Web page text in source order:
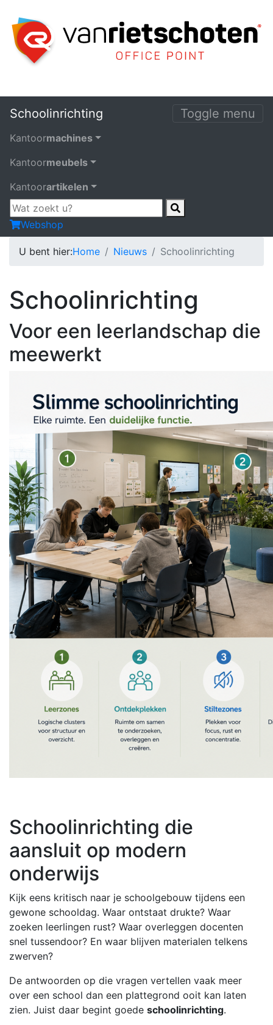
Schoolinrichting Toggle menu
Kantoormachines
Kantoormeubels
Kantoorartikelen
Webshop
U bent hier:Home Nieuws Schoolinrichting
Schoolinrichting
Voor een leerlandschap die
meewerkt
Schoolinrichting die
aansluit op modern
onderwijs
Kijk eens kritisch naar je schoolgebouw tijdens een
gewone schooldag. Waar ontstaat drukte? Waar
zoeken leerlingen rust? Waar overleggen docenten
snel tussendoor? En waar blijven materialen telkens
zwerven?
De antwoorden op die vragen vertellen vaak meer
over een school dan een plattegrond ooit kan laten
zien. Juist daar begint goede schoolinrichting.